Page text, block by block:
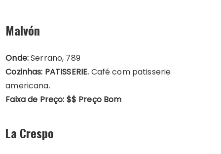
Malvón
Onde:Serrano, 789
Cozinhas: PATISSERIE. Café com patisserie
americana.
Faixa de Preço: $$ Preço Bom
La Crespo